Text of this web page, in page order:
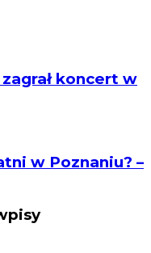
koncert w
w Poznaniu? –